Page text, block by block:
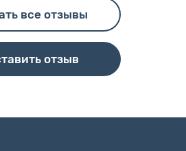
все отзывы
отзыв